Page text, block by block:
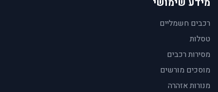
רכבים חשמליים
טסלות
מסירות רכבים
מוסכים מורשים
מנורות אזהרה